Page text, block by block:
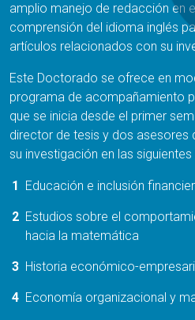
amplio manejo de redacción en
comprensión del idioma inglés
artículos relacionados con su
Este Doctorado se ofrece en
programa de acompañamiento
que se inicia desde el primer
director de tesis y dos asesores
su investigación en las siguientes
Educación e inclusión
Estudios sobre el
hacia la matemática
Historia económico-
Economía organizacional y